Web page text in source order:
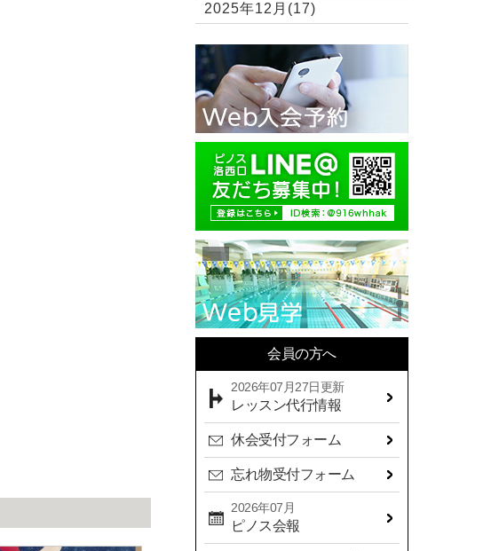
2025年12月(17)
2025年10月(11)
2025年09月(10)
2025年08月(7)
2025年07月(10)
2025年06月(13)
2025年05月(17)
2025年04月(19)
2025年03月(10)
2025年02月(9)
2025年01月(14)
2024年12月(14)
2024年11月(19)
2024年09月(15)
2024年08月(21)
2024年07月(20)
2024年06月(29)
会員の方へ
2026年07月27日更新
レッスン代行情報
休会受付フォーム
忘れ物受付フォーム
2026年07月
ピノス会報